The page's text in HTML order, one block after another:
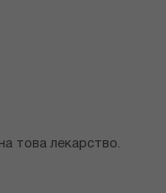
това лекарство.